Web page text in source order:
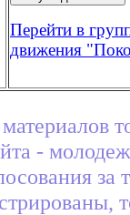
Перейти в
движения
-
за